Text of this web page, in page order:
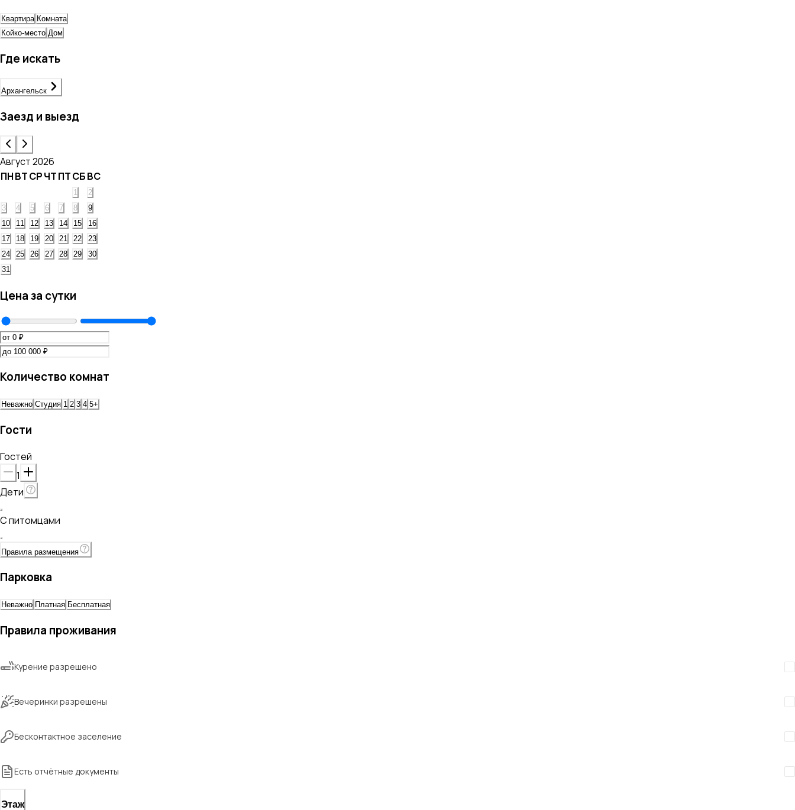
Квартира Комната
Койко-место Дом
Где искать
Архангельск
Заезд и выезд
Август 2026
ПНВТСРЧТПТСБВС
1
2
3
4 5 6 7 8
9
10
11 12 13 14 15
16
17
18 19 20 21 22
23
24
25 26 27 28 29
30
31
Цена за сутки
Количество комнат
Неважно Студия 1 2 3 4 5+
Гости
Гостей
1
Дети
С питомцами
Правила размещения
Парковка
Неважно Платная Бесплатная
Правила проживания
Курение разрешено
Вечеринки разрешены
Бесконтактное заселение
Есть отчётные документы
Этаж